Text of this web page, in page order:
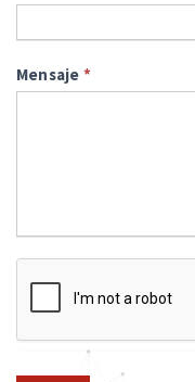
Mensaje *